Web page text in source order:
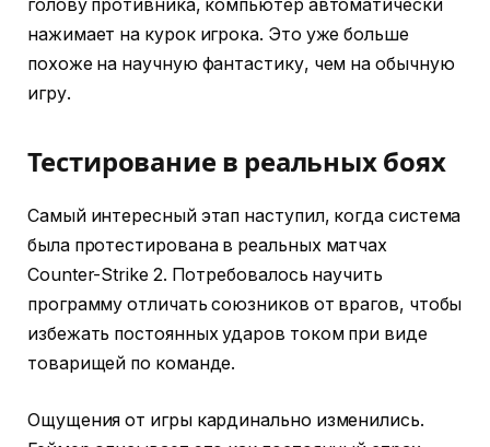
голову противника, компьютер автоматически
нажимает на курок игрока. Это уже больше
похоже на научную фантастику, чем на обычную
игру.
Тестирование в реальных боях
Самый интересный этап наступил, когда система
была протестирована в реальных матчах
Counter-Strike 2. Потребовалось научить
программу отличать союзников от врагов, чтобы
избежать постоянных ударов током при виде
товарищей по команде.
Ощущения от игры кардинально изменились.